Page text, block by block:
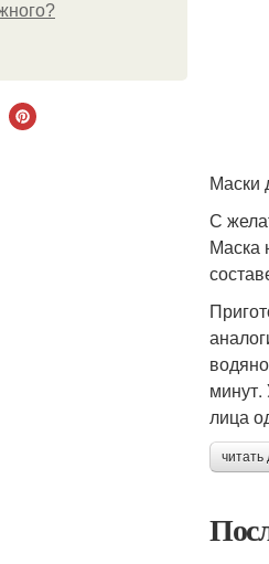
Маски
С
Маска
минут.
лица